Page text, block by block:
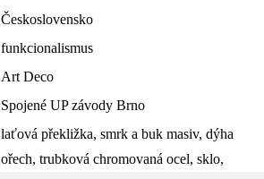
Československo
funkcionalismus
Art Deco
Spojené UP závody Brno
laťová překližka, smrk a buk masiv, dýha
ořech, trubková chromovaná ocel, sklo,